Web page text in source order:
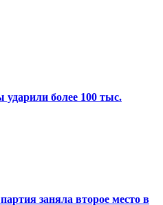
более 100 тыс.
заняла второе место в